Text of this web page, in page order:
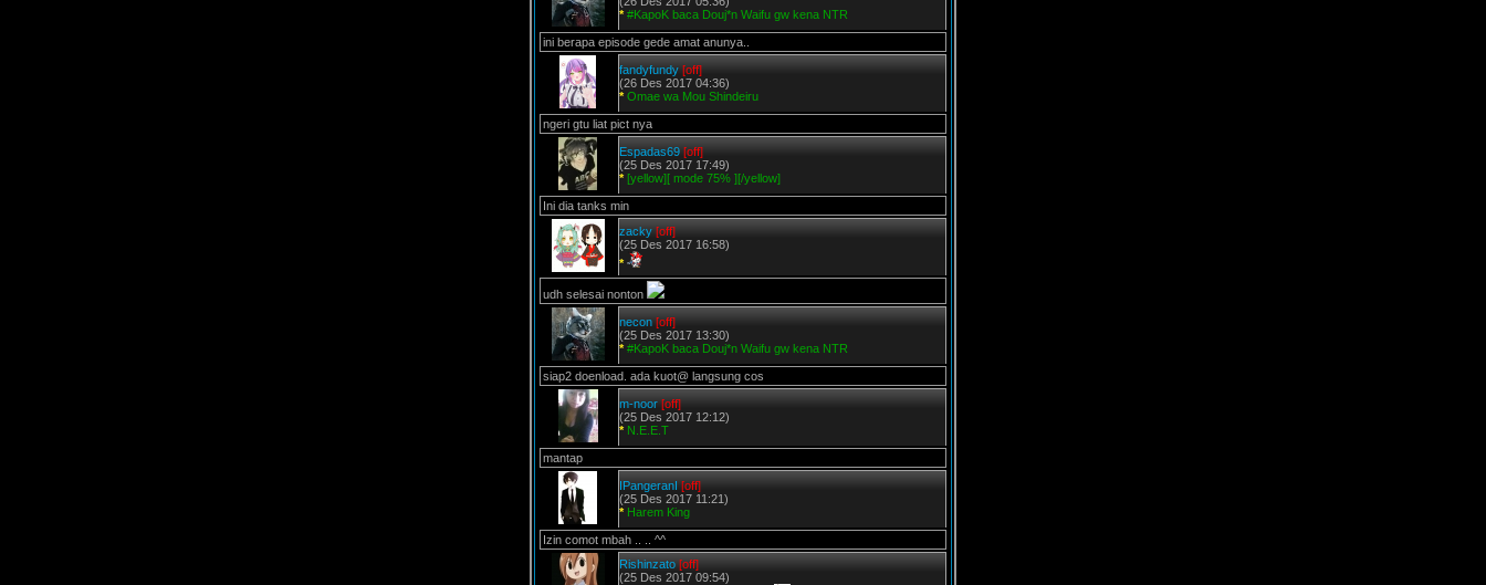
* #KapoK baca Douj*n Waifu gw kena NTR
ini berapa episode gede amat anunya..
fandyfundy [off]
(26 Des 2017 04:36)
* Omae wa Mou Shindeiru
ngeri gtu liat pict nya
Espadas69 [off]
(25 Des 2017 17:49)
* [yellow][ mode 75% ][/yellow]
Ini dia tanks min
zacky [off]
(25 Des 2017 16:58)
*
udh selesai nonton
necon [off]
(25 Des 2017 13:30)
* #KapoK baca Douj*n Waifu gw kena NTR
siap2 doenload. ada kuot@ langsung cos
m-noor [off]
(25 Des 2017 12:12)
* N.E.E.T
mantap
IPangeranI [off]
(25 Des 2017 11:21)
* Harem King
Izin comot mbah .. .. ^^
Rishinzato [off]
(25 Des 2017 09:54)